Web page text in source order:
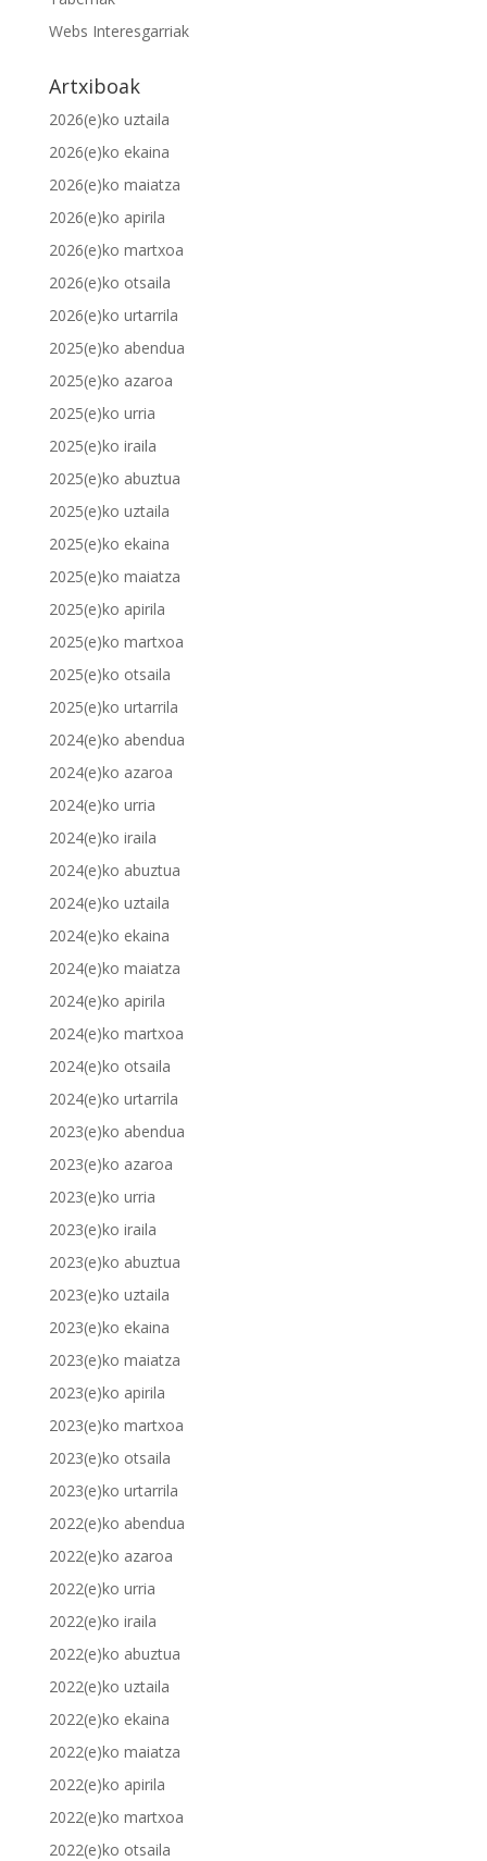
Webs Interesgarriak
Artxiboak
2026(e)ko uztaila
2026(e)ko ekaina
2026(e)ko maiatza
2026(e)ko apirila
2026(e)ko martxoa
2026(e)ko otsaila
2026(e)ko urtarrila
2025(e)ko abendua
2025(e)ko azaroa
2025(e)ko urria
2025(e)ko iraila
2025(e)ko abuztua
2025(e)ko uztaila
2025(e)ko ekaina
2025(e)ko maiatza
2025(e)ko apirila
2025(e)ko martxoa
2025(e)ko otsaila
2025(e)ko urtarrila
2024(e)ko abendua
2024(e)ko azaroa
2024(e)ko urria
2024(e)ko iraila
2024(e)ko abuztua
2024(e)ko uztaila
2024(e)ko ekaina
2024(e)ko maiatza
2024(e)ko apirila
2024(e)ko martxoa
2024(e)ko otsaila
2024(e)ko urtarrila
2023(e)ko abendua
2023(e)ko azaroa
2023(e)ko urria
2023(e)ko iraila
2023(e)ko abuztua
2023(e)ko uztaila
2023(e)ko ekaina
2023(e)ko maiatza
2023(e)ko apirila
2023(e)ko martxoa
2023(e)ko otsaila
2023(e)ko urtarrila
2022(e)ko abendua
2022(e)ko azaroa
2022(e)ko urria
2022(e)ko iraila
2022(e)ko abuztua
2022(e)ko uztaila
2022(e)ko ekaina
2022(e)ko maiatza
2022(e)ko apirila
2022(e)ko martxoa
2022(e)ko otsaila